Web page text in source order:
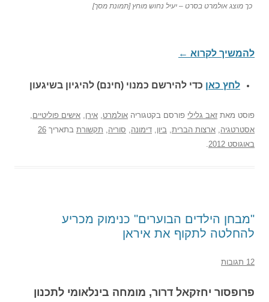
כך מוצג אולמרט בסרט – יעיל נחוש מוחץ [תמונת מסך]
להמשיך לקרוא ←
לחץ כאן כדי להירשם כמנוי (חינם) להיגיון בשיגעון
פוסט מאת זאב גלילי פורסם בקטגוריה אולמרט אירן אישים פוליטיים
אסטרטגיה ארצות הברית ביון דימונה סוריה תקשורת בתאריך 26
באוגוסט 2012
"מבחן הילדים הבוערים" כנימוק מכריע
להחלטה לתקוף את איראן
12 תגובות
פרופסור יחזקאל דרור, מומחה בינלאומי לתכנון